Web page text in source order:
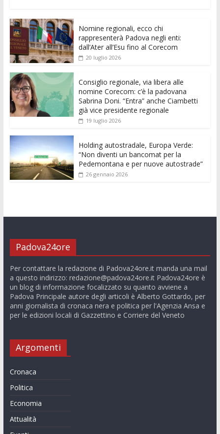
e
b
o
o
k
itt
er l s
A
p
p
ss
e
n
er
di
t
k
e
dI
di
vi
Nomine regionali, ecco chi
rappresenterà Padova negli enti:
dall’Ater all’Esu fino al Corecom
20 luglio 2026
Consiglio regionale, via libera alle
nomine Corecom: c’è la padovana
Sabrina Doni. “Entra” anche Ciambetti
già vice presidente regionale
19 luglio 2026
Holding autostradale, Europa Verde:
“Non diventi un bancomat per la
Pedemontana e per nuove autostrade”
26 gennaio 2026
Padova24ore
Per contattare la redazione di Padova24ore.it manda una mail
a questo indirizzo: redazione@padova24ore.itPadova24ore è
un blog di informazione focalizzato su quanto avviene a
Padova Principale autore degli articoli è Alberto Gottardo, per
anni giornalista di cronaca nera e politica per l'Agenzia Ansa e
per le edizioni locali di Gazzettino e Corriere del Veneto
Argomenti
Cronaca
Politica
Economia
Attualità